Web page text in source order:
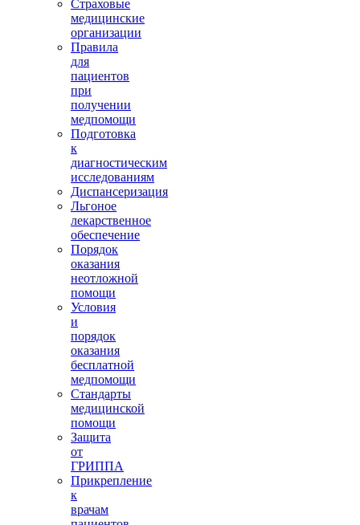
Страховые
медицинские
организации
Правила
для
пациентов
при
получении
медпомощи
Подготовка
к
диагностическим
исследованиям
Диспансеризация
Льгоное
лекарственное
обеспечение
Порядок
оказания
неотложной
помощи
Условия
и
порядок
оказания
бесплатной
медпомощи
Стандарты
медицинской
помощи
Защита
от
ГРИППА
Прикрепление
к
врачам